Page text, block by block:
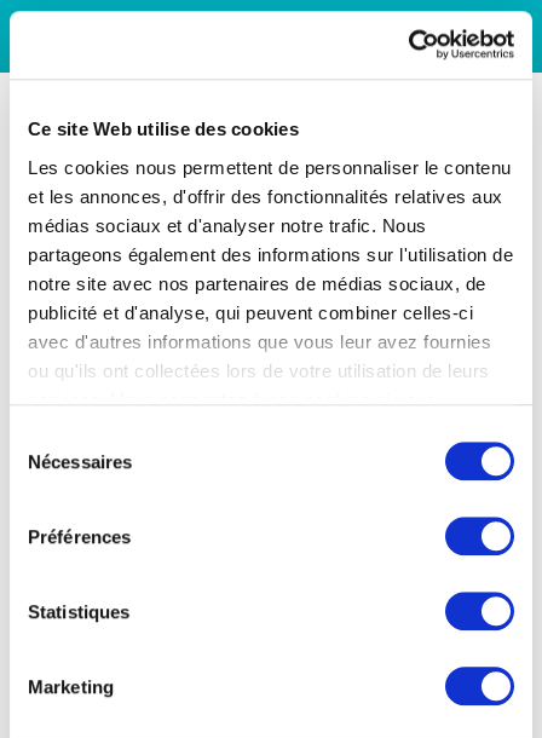
Ce site Web utilise des cookies
Les cookies nous permettent de personnaliser le contenu
et les annonces, d'offrir des fonctionnalités relatives aux
médias sociaux et d'analyser notre trafic. Nous
partageons également des informations sur l'utilisation de
notre site avec nos partenaires de médias sociaux, de
publicité et d'analyse, qui peuvent combiner celles-ci
avec d'autres informations que vous leur avez fournies
ou qu'ils ont collectées lors de votre utilisation de leurs
Nécessaires
Préférences
Statistiques
Marketing